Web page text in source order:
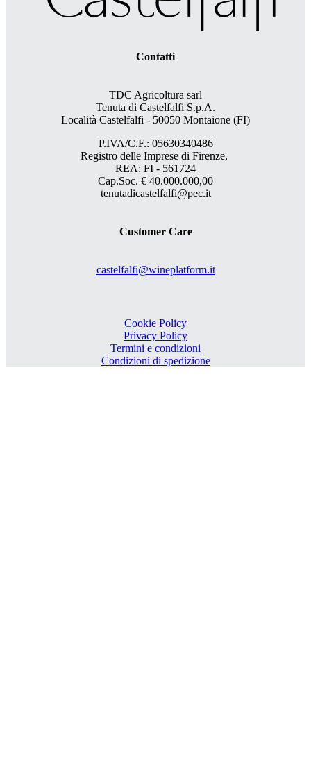
Contatti
TDC Agricoltura sarl
Tenuta di Castelfalfi S.p.A.
Località Castelfalfi - 50050 Montaione (FI)
P.IVA/C.F.: 05630340486
Registro delle Imprese di Firenze,
REA: FI - 561724
Cap.Soc. € 40.000.000,00
tenutadicastelfalfi@pec.it
Customer Care
castelfalfi@wineplatform.it
Cookie Policy
Privacy Policy
Termini e condizioni
Condizioni di spedizione